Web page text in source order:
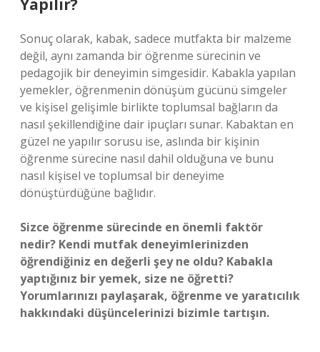
Yapılır?
Sonuç olarak, kabak, sadece mutfakta bir malzeme
değil, aynı zamanda bir öğrenme sürecinin ve
pedagojik bir deneyimin simgesidir. Kabakla yapılan
yemekler, öğrenmenin dönüşüm gücünü simgeler
ve kişisel gelişimle birlikte toplumsal bağların da
nasıl şekillendiğine dair ipuçları sunar. Kabaktan en
güzel ne yapılır sorusu ise, aslında bir kişinin
öğrenme sürecine nasıl dahil olduğuna ve bunu
nasıl kişisel ve toplumsal bir deneyime
dönüştürdüğüne bağlıdır.
Sizce öğrenme sürecinde en önemli faktör
nedir? Kendi mutfak deneyimlerinizden
öğrendiğiniz en değerli şey ne oldu? Kabakla
yaptığınız bir yemek, size ne öğretti?
Yorumlarınızı paylaşarak, öğrenme ve yaratıcılık
hakkındaki düşüncelerinizi bizimle tartışın.